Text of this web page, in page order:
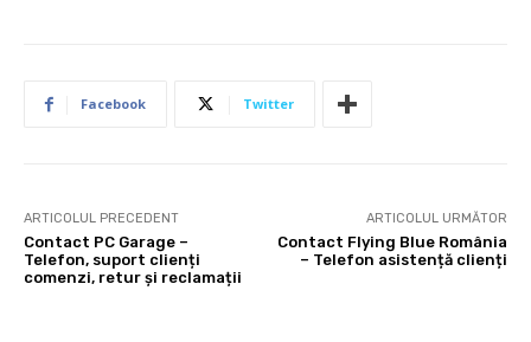
Facebook Twitter
ARTICOLUL PRECEDENT
Contact PC Garage –
Telefon, suport clienți
comenzi, retur și reclamații
ARTICOLUL URMĂTOR
Contact Flying Blue România
– Telefon asistență clienți